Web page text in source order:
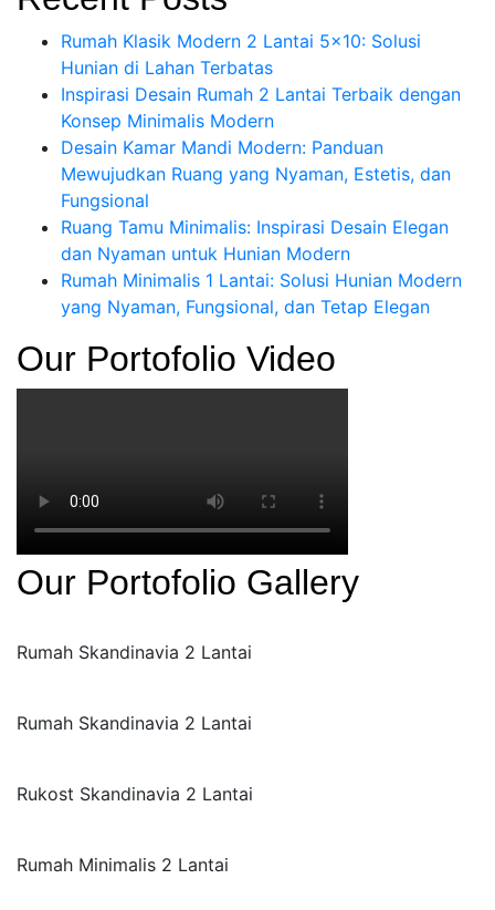
Rumah Klasik Modern 2 Lantai 5×10: Solusi
Hunian di Lahan Terbatas
Inspirasi Desain Rumah 2 Lantai Terbaik dengan
Konsep Minimalis Modern
Desain Kamar Mandi Modern: Panduan
Mewujudkan Ruang yang Nyaman, Estetis, dan
Fungsional
Ruang Tamu Minimalis: Inspirasi Desain Elegan
dan Nyaman untuk Hunian Modern
Rumah Minimalis 1 Lantai: Solusi Hunian Modern
yang Nyaman, Fungsional, dan Tetap Elegan
Our Portofolio Video
Our Portofolio Gallery
Rumah Skandinavia 2 Lantai
Rumah Skandinavia 2 Lantai
Rukost Skandinavia 2 Lantai
Rumah Minimalis 2 Lantai